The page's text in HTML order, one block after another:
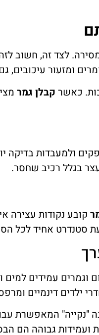
לצד זה, חשוב
ומזעור
כאשר קבלן גמר
ולמעבדות בדיקה
בגלל רכיב שחסר.
קובע נקודות עצירה
סטנדרט אחיד לכל
וגמרים עמידים
ילדים דינמיים
"נקייה" המאפשרת
ועמידות גבוהה הם